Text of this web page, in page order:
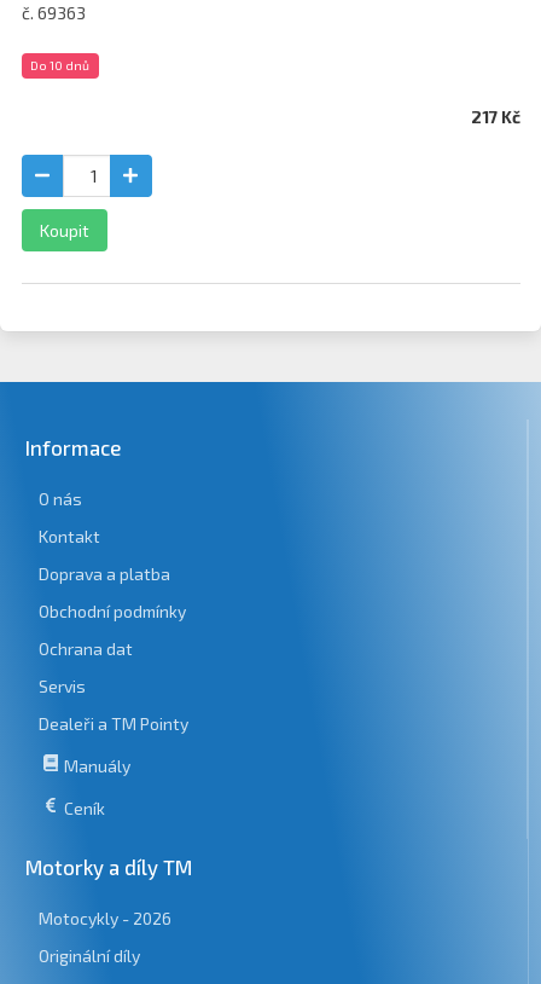
č. 69363
Do 10 dnů
217 Kč
Koupit
Informace
O nás
Kontakt
Doprava a platba
Obchodní podmínky
Ochrana dat
Servis
Dealeři a TM Pointy
Manuály
Ceník
Motorky a díly TM
Motocykly - 2026
Originální díly